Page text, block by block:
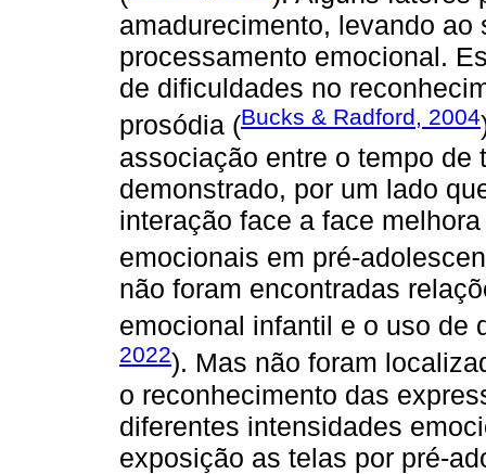
amadurecimento, levando
processamento emocional.
de dificuldades no
prosódia (Bucks & Radford, 2004
associação entre o tempo
demonstrado, por um lado
interação face a face
emocionais em pré-
não foram encontradas
emocional infantil e o uso de
2022). Mas não foram
o reconhecimento das
diferentes intensidades
exposição as telas por pré-